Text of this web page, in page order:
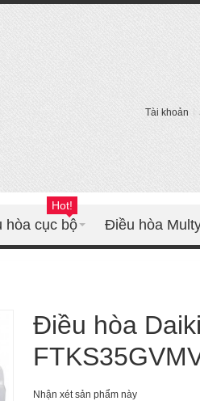
Tài khoản
hòa cục bộ
Hot!
Điều hòa
Điều hòa
Nhận xét sản phẩm này